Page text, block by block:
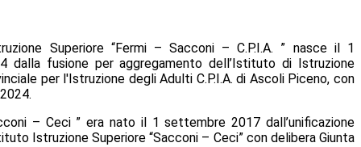
Superiore “Fermi – Sacconi – C.P.I.A. ” nasce il 1
dalla fusione per aggregamento dell’Istituto di Istruzione
per l'Istruzione degli Adulti C.P.I.A. di Ascoli Piceno, con
– Ceci ” era nato il 1 settembre 2017 dall’unificazione
Istruzione Superiore “Sacconi – Ceci” con delibera Giunta